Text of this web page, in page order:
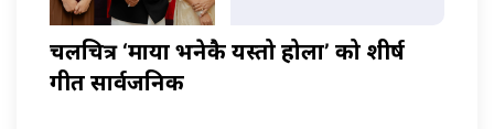
चलचित्र ‘माया भनेकै यस्तो होला’ को शीर्ष
गीत सार्वजनिक